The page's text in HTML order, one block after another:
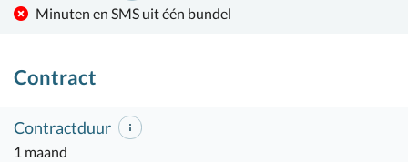
Minuten en SMS uit één bundel
Contract
Contractduur
1 maand